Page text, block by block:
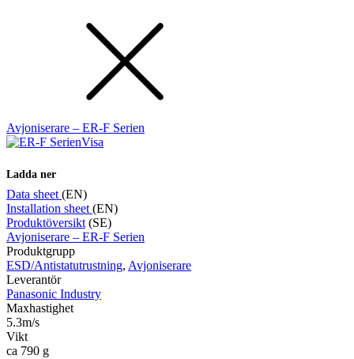
Avjoniserare – ER-F Serien
Visa
Ladda ner
Data sheet (EN)
Installation sheet (EN)
Produktöversikt (SE)
Avjoniserare – ER-F Serien
Produktgrupp
ESD/Antistatutrustning, Avjoniserare
Leverantör
Panasonic Industry
Maxhastighet
5.3m/s
Vikt
ca 790 g